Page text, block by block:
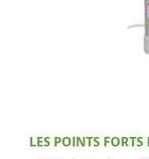
LES POINTS